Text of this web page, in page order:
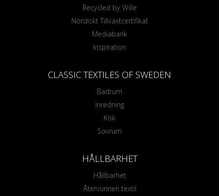
Recycled by Wille
Nordiskt Tillväxtcertifikat
Mediabank
Inspiration
CLASSIC TEXTILES OF SWEDEN
Badrum
Inredning
Kök
Sovrum
HÅLLBARHET
Hållbarhet
Återvunnen textil